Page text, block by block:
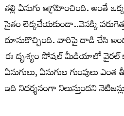
తల్లి ఏనుగు ఆగ్రహించింది. అంతే
సైతం లెక్కచేయకుండా..వెనక్కి
దూసుకొచ్చింది. వారిపై దాడి చేసి
ఈ దృశ్యం సోషల్ మీడియాలో వైరల్
ఏనుగులు, ఏనుగుల గుంపులు
ఇది నిదర్శనంగా నిలుస్తుందని